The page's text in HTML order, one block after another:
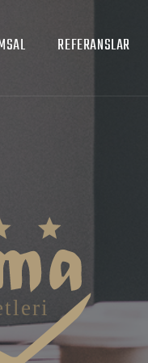
REFERANSLAR